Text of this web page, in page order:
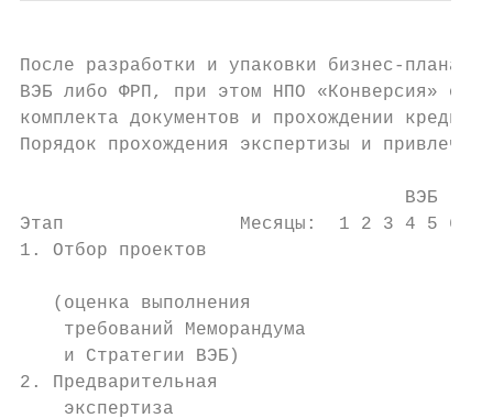
После разработки и упаковки бизнес-плана
ВЭБ либо ФРП, при этом НПО
комплекта документов и прохождении
Порядок прохождения экспертизы и
ВЭБ
Этап                Месяцы:  1 2 3 4 5 6
1. Отбор проектов
(оценка выполнения
требований Меморандума
    и Стратегии ВЭБ)
2. Предварительная
экспертиза